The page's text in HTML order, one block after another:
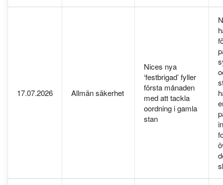
17.07.2026 Allmän säkerhet
Nices nya
‘festbrigad’ fyller
första månaden
med att tackla
oordning i gamla
stan